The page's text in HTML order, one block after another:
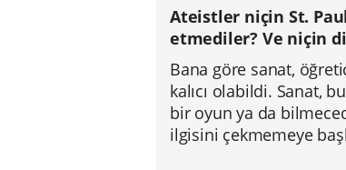
Ateistler niçin St.
etmediler? Ve niçin
Bana göre sanat,
kalıcı olabildi. Sanat,
bir oyun ya da
ilgisini çekmemeye